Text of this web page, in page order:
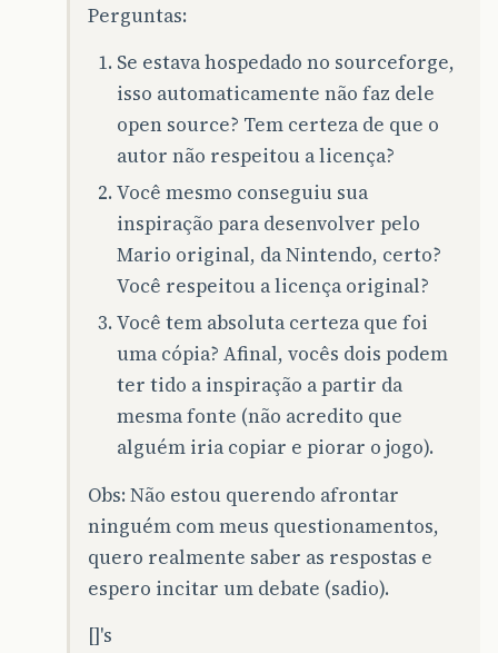
Perguntas:
Se estava hospedado no sourceforge,
isso automaticamente não faz dele
open source? Tem certeza de que o
autor não respeitou a licença?
Você mesmo conseguiu sua
inspiração para desenvolver pelo
Mario original, da Nintendo, certo?
Você respeitou a licença original?
Você tem absoluta certeza que foi
uma cópia? Afinal, vocês dois podem
ter tido a inspiração a partir da
mesma fonte (não acredito que
alguém iria copiar e piorar o jogo).
Obs: Não estou querendo afrontar
ninguém com meus questionamentos,
quero realmente saber as respostas e
espero incitar um debate (sadio).
[]'s